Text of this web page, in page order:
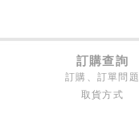
訂購查詢
訂購、訂單問題
取貨方式